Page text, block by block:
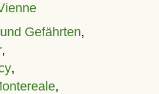
Gefährten,
,
,
,